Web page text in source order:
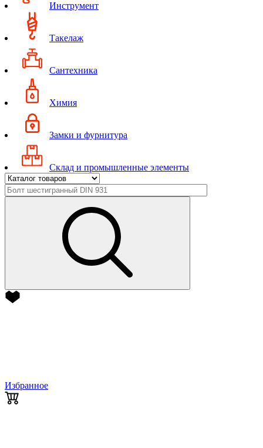
Инструмент
Такелаж
Сантехника
Химия
Замки и фурнитура
Склад и промышленные элементы
Избранное